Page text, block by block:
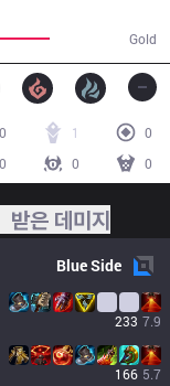
Gold
0 1
0
0
0 0
받은 데미지
BlueSide
233 7.9
166 5.7